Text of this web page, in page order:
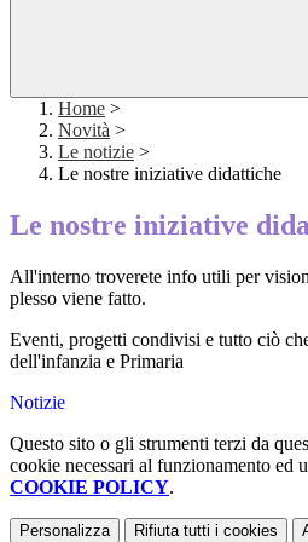
Home >
Novità >
Le notizie >
Le nostre iniziative didattiche
Le nostre iniziative
All'interno troverete info utili per
plesso viene fatto.
Eventi, progetti condivisi e tutto ciò
dell'infanzia e Primaria
Notizie
Questo sito o gli strumenti terzi da
cookie necessari al funzionamento ed
COOKIE POLICY.
Personalizza Rifiuta tutti i cookies